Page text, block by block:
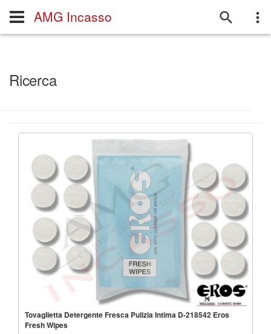
AMG Incasso
Ricerca
Tovaglietta Detergente Fresca Pulizia Intima D-218542 Eros
Fresh Wipes